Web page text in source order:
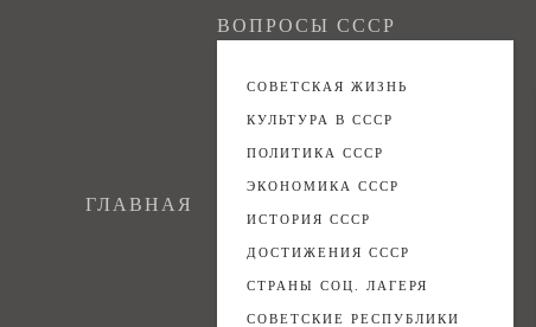
ГЛАВНАЯ
ВОПРОСЫ СССР
СОВЕТСКАЯ ЖИЗНЬ
КУЛЬТУРА В СССР
ПОЛИТИКА СССР
ЭКОНОМИКА СССР
ИСТОРИЯ СССР
ДОСТИЖЕНИЯ СССР
СТРАНЫ СОЦ. ЛАГЕРЯ
СОВЕТСКИЕ РЕСПУБЛИКИ